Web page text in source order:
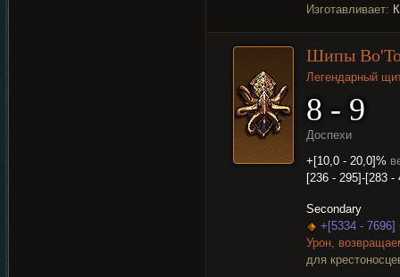
Изготавливает:
Шипы
Легендарный
8 - 9
Доспехи
+[10,0 - 20,0]%
[236 - 295]-[283
Secondary
+[5334 -
Урон,
для